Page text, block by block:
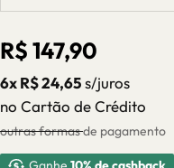
Preço
regular
R$ 147,90
6x R$ 24,65s/juros
no Cartão de Crédito
outras formas de pagamento